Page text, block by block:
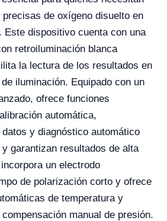
de oxígeno disuelto en
Este dispositivo cuenta con una
retroiluminación blanca
la lectura de los resultados en
iluminación. Equipado con un
ofrece funciones
automática,
y diagnóstico automático
garantizan resultados de alta
un electrodo
de polarización corto y ofrece
de temperatura y
manual de presión.